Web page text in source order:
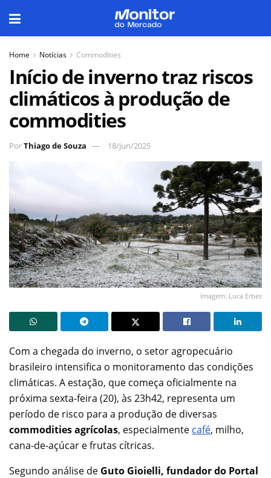
Home Notícias Commodities
Início de inverno traz riscos
climáticos à produção de
commodities
PorThiago de Souza 18/jun/2025
Imagem: Luca Erbes
Com a chegada do inverno, o setor agropecuário
brasileiro intensifica o monitoramento das condições
climáticas. A estação, que começa oficialmente na
próxima sexta-feira (20), às 23h42, representa um
período de risco para a produção de diversas
commodities agrícolas, especialmente café, milho,
cana-de-açúcar e frutas cítricas.
Segundo análise de Guto Gioielli, fundador do Portal